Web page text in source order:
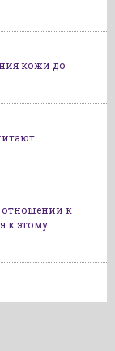
кожи до
отношении к
к этому